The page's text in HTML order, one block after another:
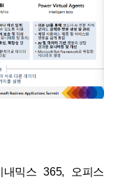
내믹스 365, 오피스